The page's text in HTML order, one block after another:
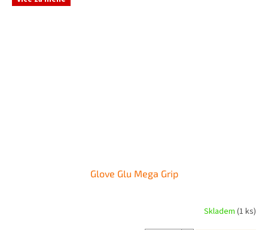
Glove Glu Mega Grip
Skladem(1 ks)